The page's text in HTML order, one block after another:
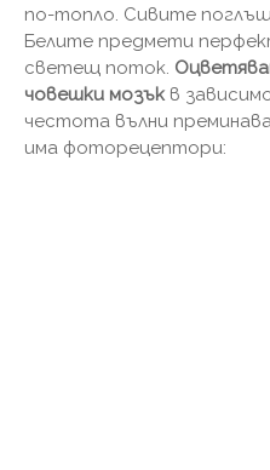
по-топло. Сивите
Белите предмети
светещ поток.
човешки мозък в
честота вълни
има фоторецептори: